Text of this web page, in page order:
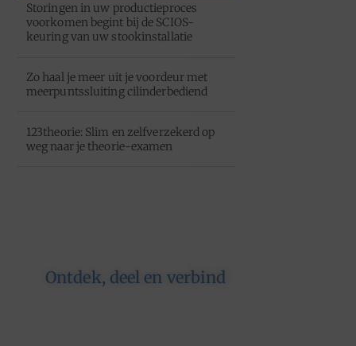
Storingen in uw productieproces
voorkomen begint bij de SCIOS-
keuring van uw stookinstallatie
Zo haal je meer uit je voordeur met
meerpuntssluiting cilinderbediend
123theorie: Slim en zelfverzekerd op
weg naar je theorie-examen
Ontdek, deel en verbind